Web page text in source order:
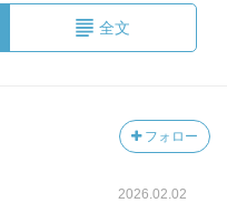
全文
フォロー
2026.02.02